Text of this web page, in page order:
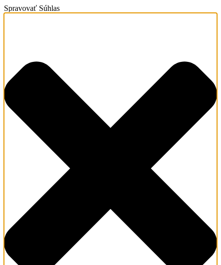
Spravovať Súhlas